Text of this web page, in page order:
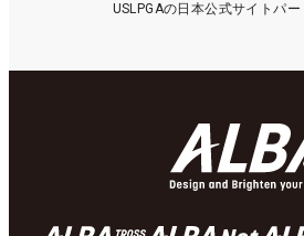
USLPGAの日本公式サイトパー